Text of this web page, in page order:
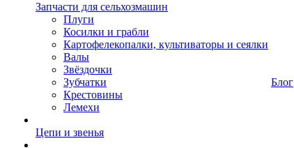
Запчасти для сельхозмашин
Плуги
Косилки и грабли
Картофелекопалки, культиваторы и сеялки
Валы
Звёздочки
Зубчатки
Крестовины
Лемехи
Цепи и звенья
Блог